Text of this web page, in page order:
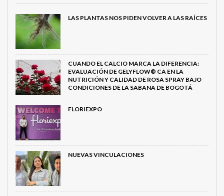
LAS PLANTAS NOS PIDEN VOLVER A LAS RAÍCES
CUANDO EL CALCIO MARCA LA DIFERENCIA:
EVALUACIÓN DE GELYFLOW® CA EN LA
NUTRICIÓN Y CALIDAD DE ROSA SPRAY BAJO
CONDICIONES DE LA SABANA DE BOGOTÁ
FLORIEXPO
NUEVAS VINCULACIONES